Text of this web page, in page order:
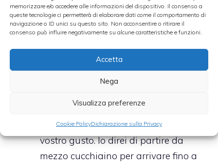
memorizzare e/o accedere alle informazioni del dispositivo. Il consenso a
queste tecnologie ci permetterà di elaborare dati come il comportamento di
navigazione o ID unici su questo sito. Non acconsentire o ritirare il
consenso può influire negativamente su alcune caratteristiche e funzioni.
Accetta
Nega
Visualizza preferenze
Cookie PolicyDichiarazione sulla Privacy
soffice.
Aggiungiamo anche un paio di
cucchiaini di miele di millefiori. E
frulliamo tutto velocemente.
Versiamo nel bicchiere, mettiamo
aggiungiamo il polline. Per la
quantità, regolatevi anche secondo il
vostro gusto. Io direi di partire da
mezzo cucchiaino per arrivare fino a